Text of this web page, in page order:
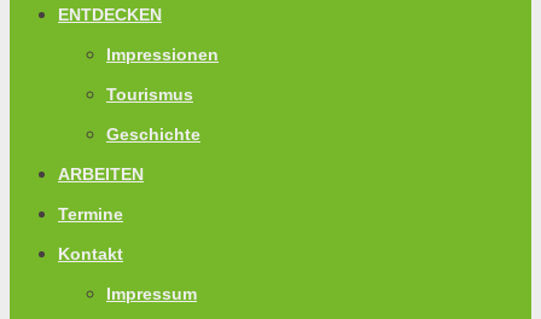
ENTDECKEN
Impressionen
Tourismus
Geschichte
ARBEITEN
Termine
Kontakt
Impressum